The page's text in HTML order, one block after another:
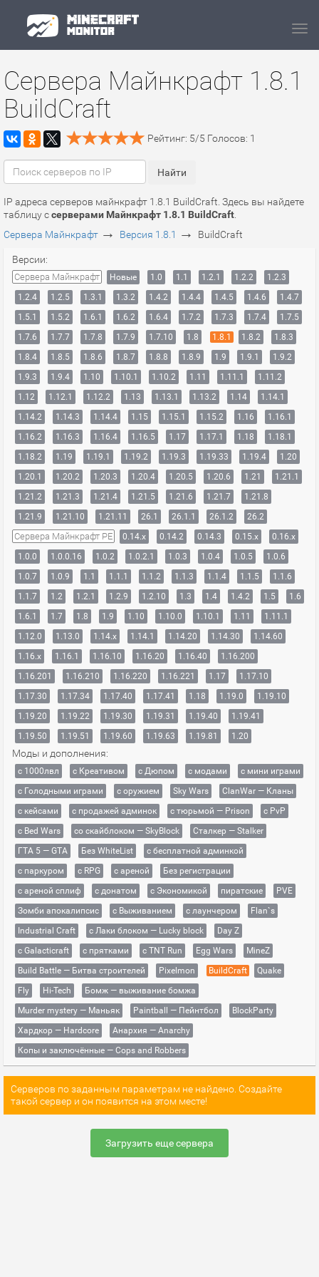
Сервера Майнкрафт 1.8.1
BuildCraft
Рейтинг: 5/5 Голосов: 1
IP адреса серверов майнкрафт 1.8.1 BuildCraft. Здесь вы найдете
таблицу ссерверами Майнкрафт 1.8.1 BuildCraft
Сервера Майнкрафт → Версия 1.8.1 → BuildCraft
Версии:
Сервера Майнкрафт Новые 1.0 1.1 1.2.1 1.2.2
1.2.3
1.2.4
1.2.5 1.3.1 1.3.2 1.4.2 1.4.4 1.4.5 1.4.6
1.4.7
1.5.1
1.5.2 1.6.1 1.6.2 1.6.4 1.7.2 1.7.3 1.7.4
1.7.5
1.7.6
1.7.7 1.7.8 1.7.9 1.7.10 1.8 1.8.1 1.8.2
1.8.3
1.8.4
1.8.5 1.8.6 1.8.7 1.8.8 1.8.9 1.9 1.9.1
1.9.2
1.9.3
1.9.4 1.10 1.10.1 1.10.2 1.11 1.11.1
1.11.2
1.12
1.12.1 1.12.2 1.13 1.13.1 1.13.2 1.14
1.14.1
1.14.2
1.14.3 1.14.4 1.15 1.15.1 1.15.2 1.16
1.16.1
1.16.2
1.16.3 1.16.4 1.16.5 1.17 1.17.1 1.18
1.18.1
1.18.2
1.19 1.19.1 1.19.2 1.19.3 1.19.33 1.19.4
1.20
1.20.1
1.20.2 1.20.3 1.20.4 1.20.5 1.20.6 1.21
1.21.1
1.21.2
1.21.3 1.21.4 1.21.5 1.21.6 1.21.7
1.21.8
1.21.9
1.21.10 1.21.11 26.1 26.1.1 26.1.2 26.2
Сервера Майнкрафт PE 0.14.x 0.14.2 0.14.3 0.15.x
0.16.x
1.0.0
1.0.0.16 1.0.2 1.0.2.1 1.0.3 1.0.4 1.0.5
1.0.6
1.0.7
1.0.9 1.1 1.1.1 1.1.2 1.1.3 1.1.4 1.1.5
1.1.6
1.1.7
1.2 1.2.1 1.2.9 1.2.10 1.3 1.4 1.4.2 1.5
1.6
1.6.1
1.7 1.8 1.9 1.10 1.10.0 1.10.1 1.11
1.11.1
1.12.0
1.13.0 1.14.x 1.14.1 1.14.20 1.14.30
1.14.60
1.16.x
1.16.1 1.16.10 1.16.20 1.16.40
1.16.200
1.16.201
1.16.210 1.16.220 1.16.221 1.17
1.17.10
1.17.30
1.17.34 1.17.40 1.17.41 1.18 1.19.0
1.19.10
1.19.20
1.19.22 1.19.30 1.19.31 1.19.40
1.19.41
1.19.50
1.19.51 1.19.60 1.19.63 1.19.81 1.20
Моды и дополнения:
с 1000лвл c Креативом с Дюпом с модами
с мини играми
с Голодными играми
с оружием Sky Wars
ClanWar — Кланы
с кейсами
с продажей админок с тюрьмой — Prison
с PvP
с Bed Wars
со скайблоком — SkyBlock
Сталкер — Stalker
ГТА 5 — GTA
Без WhiteList
с бесплатной админкой
с паркуром
с RPG с ареной
Без регистрации
с ареной сплиф
с донатом с Экономикой пиратские
PVE
Зомби апокалипсис
с Выживанием с лаунчером
Flan`s
Industrial Craft
с Лаки блоком — Lucky block
Day Z
с Galacticraft
с прятками с TNT Run Egg Wars
MineZ
Build Battle — Битва строителей
Pixelmon BuildCraft
Quake
Fly
Hi-Tech
Бомж — выживание бомжа
Murder mystery — Маньяк
Paintball — Пейнтбол
BlockParty
Хардкор — Hardcore
Анархия — Anarchy
Копы и заключённые — Cops and Robbers
Серверов по заданным параметрам не найдено. Создайте
такой сервер и он появится на этом месте!
Загрузить еще сервера